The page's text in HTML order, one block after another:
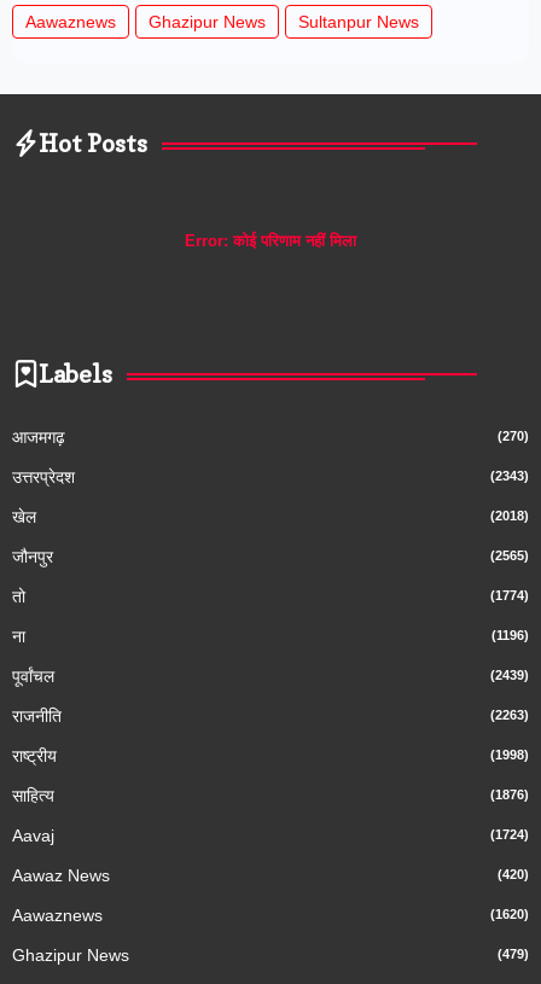
Aawaznews Ghazipur News Sultanpur News
Hot Posts
Error: कोई परिणाम नहीं मिला
Labels
आजमगढ़ (270)
उत्तरप्रेदश (2343)
खेल (2018)
जौनपुर (2565)
तो (1774)
ना (1196)
पूर्वांचल (2439)
राजनीति (2263)
राष्ट्रीय (1998)
साहित्य (1876)
Aavaj (1724)
Aawaz News (420)
Aawaznews (1620)
Ghazipur News (479)